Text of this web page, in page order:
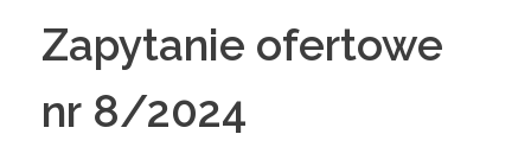
Zapytanie ofertowe
nr 8/2024